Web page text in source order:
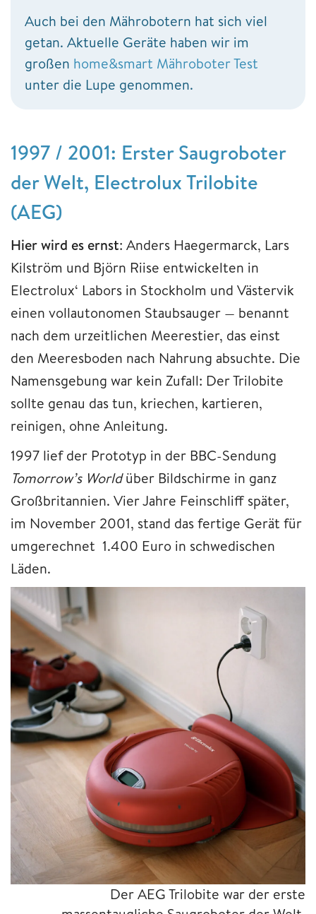
Auch bei den Mährobotern hat sich viel
getan. Aktuelle Geräte haben wir im
großen home&smart Mähroboter Test
unter die Lupe genommen.
1997 / 2001: Erster Saugroboter
der Welt, Electrolux Trilobite
(AEG)
Hier wird es ernst: Anders Haegermarck, Lars
Kilström und Björn Riise entwickelten in
Electrolux‘ Labors in Stockholm und Västervik
einen vollautonomen Staubsauger — benannt
nach dem urzeitlichen Meerestier, das einst
den Meeresboden nach Nahrung absuchte. Die
Namensgebung war kein Zufall: Der Trilobite
sollte genau das tun, kriechen, kartieren,
reinigen, ohne Anleitung.
1997 lief der Prototyp in der BBC-Sendung
Tomorrow’s Worldüber Bildschirme in ganz
Großbritannien. Vier Jahre Feinschliff später,
im November 2001, stand das fertige Gerät für
umgerechnet 1.400 Euro in schwedischen
Läden.
Der AEG Trilobite war der erste